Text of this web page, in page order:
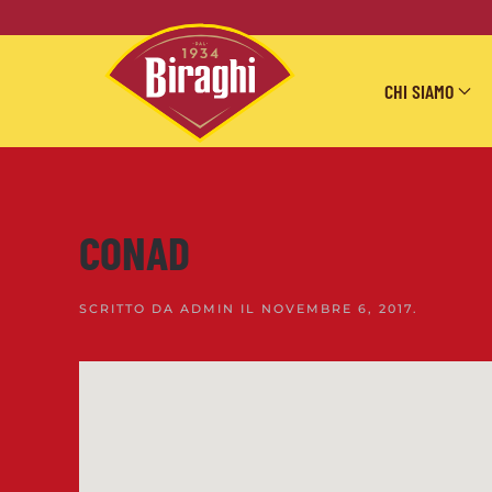
Skip to main content
CHI SIAMO
CONAD
SCRITTO DA ADMIN IL NOVEMBRE 6, 2017.